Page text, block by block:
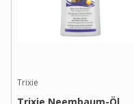
Trixie